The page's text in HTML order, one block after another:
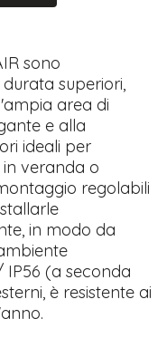
sono
superiori,
area di
e alla
ideali per
in veranda o
regolabili
in modo da
IP56 (a seconda
è resistente ai